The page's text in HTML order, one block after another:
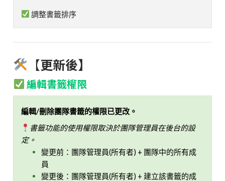
調整書籤排序
【更新後】
編輯書籤權限
編輯/刪除團隊書籤的權限已更改。
書籤功能的使用權限取決於團隊管理員在後台的設
定。
變更前：團隊管理員(所有者) + 團隊中的所有成
員
變更後：團隊管理員(所有者) + 建立該書籤的成